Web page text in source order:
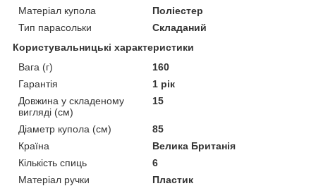
Матеріал купола
Поліестер
Тип парасольки
Складаний
Користувальницькі характеристики
Вага (г)
160
Гарантія
1 рік
Довжина у складеному
вигляді (см)
15
Діаметр купола (см)
85
Країна
Велика Британія
Кількість спиць
6
Матеріал ручки
Пластик